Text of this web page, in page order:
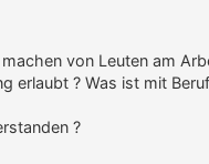
von Leuten am
erlaubt ? Was ist mit
?